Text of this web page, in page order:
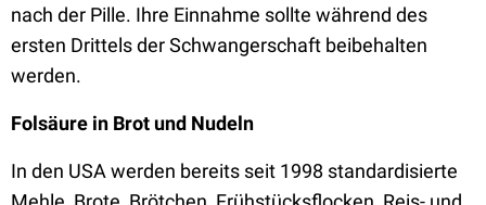
nach der Pille. Ihre Einnahme sollte während des
ersten Drittels der Schwangerschaft beibehalten
werden.
Folsäure in Brot und Nudeln
In den USA werden bereits seit 1998 standardisierte